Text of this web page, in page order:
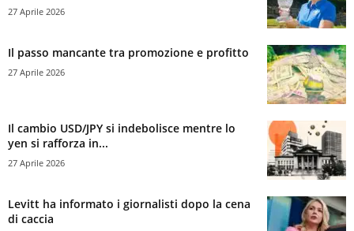
27 Aprile 2026
Il passo mancante tra promozione e profitto
27 Aprile 2026
Il cambio USD/JPY si indebolisce mentre lo
yen si rafforza in...
27 Aprile 2026
Levitt ha informato i giornalisti dopo la cena
di caccia